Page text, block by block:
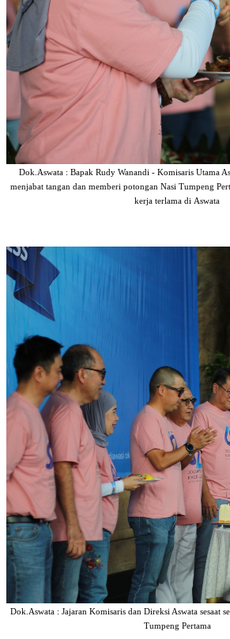
Dok.Aswata : Bapak Rudy Wanandi - Komisaris Utama
menjabat tangan dan memberi potongan Nasi Tumpeng
kerja terlama di Aswata
Dok.Aswata : Jajaran Komisaris dan Direksi Aswata sesaat
Tumpeng Pertama